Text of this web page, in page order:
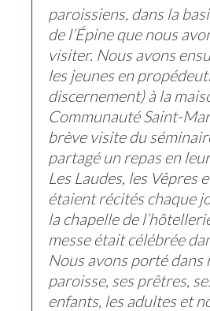
paroissiens, dans la
de l’Épine que nous
visiter. Nous avons
les jeunes en
discernement) à la
Communauté Saint-
brève visite du
partagé un repas en
Les Laudes, les Vêpres
étaient récités chaque
la chapelle de
messe était célébrée
Nous avons porté
paroisse, ses prêtres,
enfants, les adultes et